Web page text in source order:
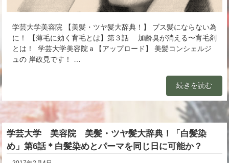
学芸大学美容院 【美髪・ツヤ髪大辞典！】 ブス髪にならない為
に！ 【薄毛に効く育毛とは】第３話 加齢臭が消える〜育毛剤
とは！ 学芸大学美容院ａ【アップロード】 美髪コンシェルジ
ュの 岸政見です！ …
続きを読む
学芸大学 美容院 美髪・ツヤ髪大辞典！「白髪染
め」第6話＊白髪染めとパーマを同じ日に可能か？